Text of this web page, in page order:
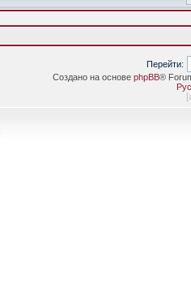
Перейти:
Создано на основе phpBB®
[